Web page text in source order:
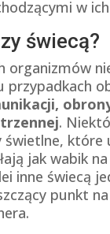
w
świecą?
organizmów
przypadkach
.
świetlne, które
jak wabik
inne świecą
punkt